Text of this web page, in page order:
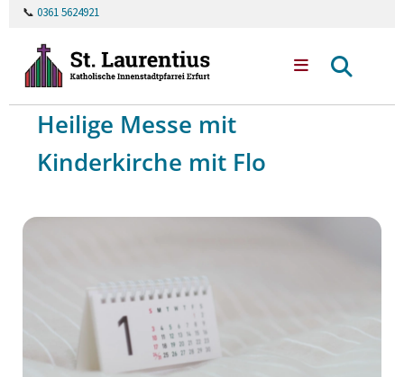
📞 0361 5624921
Heilige Messe mit
Kinderkirche mit Flo